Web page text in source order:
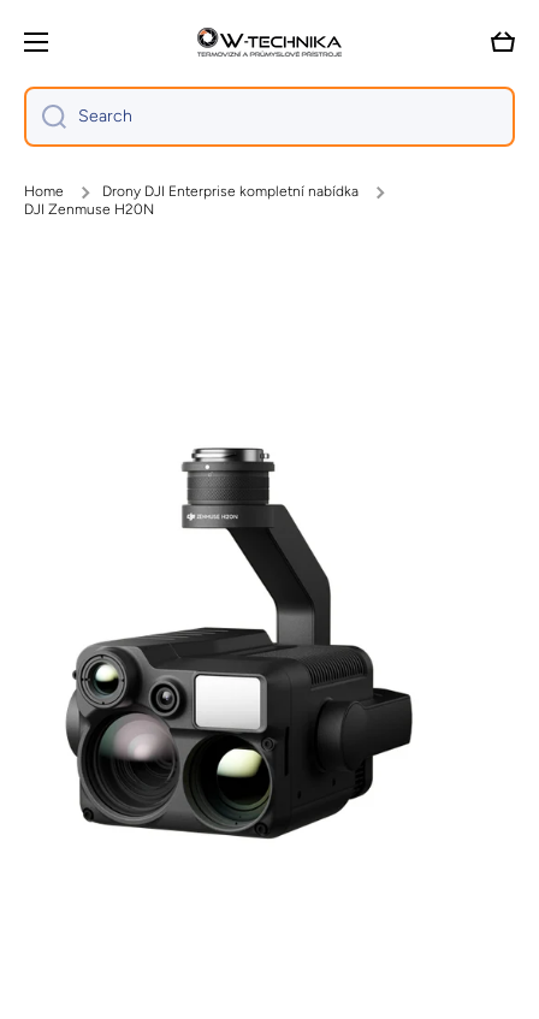
Skip to content
Cart
Search
Home
Drony DJI Enterprise kompletní nabídka
DJI Zenmuse H20N